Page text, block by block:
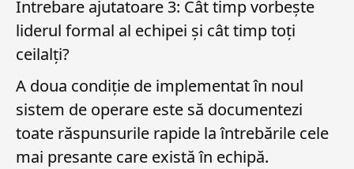
Întrebare ajutatoare 3: Cât timp vorbește
liderul formal al echipei și cât timp toți
ceilalți?
A doua condiție de implementat în noul
sistem de operare este să documentezi
toate răspunsurile rapide la întrebările cele
mai presante care există în echipă.